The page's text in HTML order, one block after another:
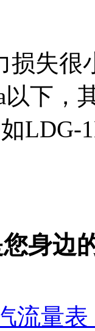
损失很
以下，
LDG-
身边
流量